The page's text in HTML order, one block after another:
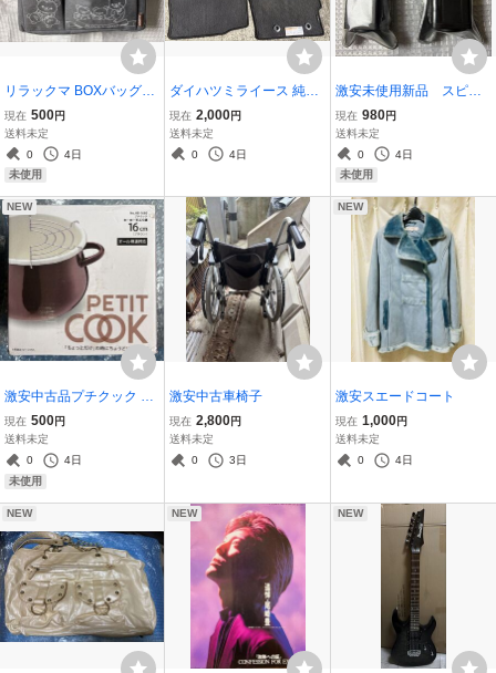
リラックマ BOXバッグ＆
小さな紙袋多数
現在 500円
送料未定
0
4日
未使用
ダイハツミライース 純正
フロアマット 1台分 室内
マット 4枚 ダイハツ
現在 2,000円
送料未定
0
4日
激安未使用新品 スピコ
ン接続用アダプター
現在 980円
送料未定
0
4日
未使用
NEW
激安中古品プチクック ホ
ーロー天ぷら鍋 16cm ブ
ラウン オール熱源対応 N
o.HB-1680
現在 500円
送料未定
0
4日
未使用
激安中古車椅子
現在 2,800円
送料未定
0
3日
NEW
激安スエードコート
現在 1,000円
送料未定
0
4日
NEW NEW NEW